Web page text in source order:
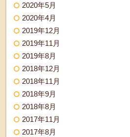
2020年5月
2020年4月
2019年12月
2019年11月
2019年8月
2018年12月
2018年11月
2018年9月
2018年8月
2017年11月
2017年8月